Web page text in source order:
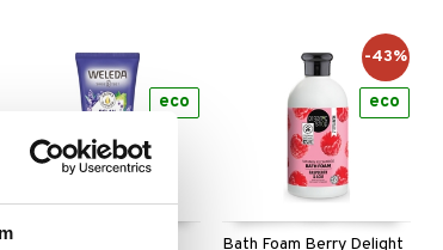
Weleda Aroma Shower
eco
Bath Foam Berry Delight
-43%
eco